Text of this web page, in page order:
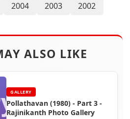
2004 2003 2002
ALSO LIKE
GALLERY
Pollathavan (1980) - Part 3 -
Rajinikanth Photo Gallery